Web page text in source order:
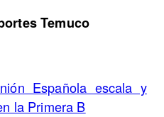
Temuco
Española escala y
la Primera B